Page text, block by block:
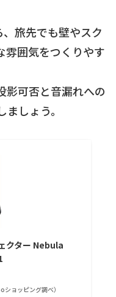
、旅先でも壁やスク
雰囲気をつくりやす
可否と音漏れへの
しょう。
クター Nebula
ョッピング調べ）